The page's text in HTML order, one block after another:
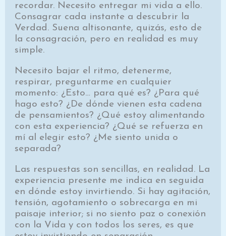
recordar. Necesito entregar mi vida a ello.
Consagrar cada instante a descubrir la
Verdad. Suena altisonante, quizás, esto de
la consagración, pero en realidad es muy
simple.
Necesito bajar el ritmo, detenerme,
respirar, preguntarme en cualquier
momento: ¿Esto… para qué es? ¿Para qué
hago esto? ¿De dónde vienen esta cadena
de pensamientos? ¿Qué estoy alimentando
con esta experiencia? ¿Qué se refuerza en
mí al elegir esto? ¿Me siento unida o
separada?
Las respuestas son sencillas, en realidad. La
experiencia presente me indica en seguida
en dónde estoy invirtiendo. Si hay agitación,
tensión, agotamiento o sobrecarga en mi
paisaje interior; si no siento paz o conexión
con la Vida y con todos los seres, es que